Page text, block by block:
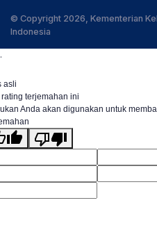
© Copyright 2026, Kementerian
Indonesia
.
asli
terjemahan ini
Anda akan digunakan untuk